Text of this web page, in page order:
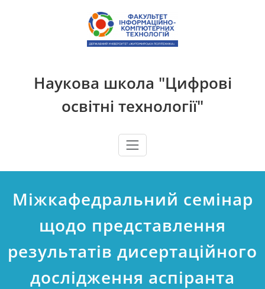
Наукова школа "Цифрові
освітні технології"
Міжкафедральний семінар
щодо представлення
результатів дисертаційного
дослідження аспіранта